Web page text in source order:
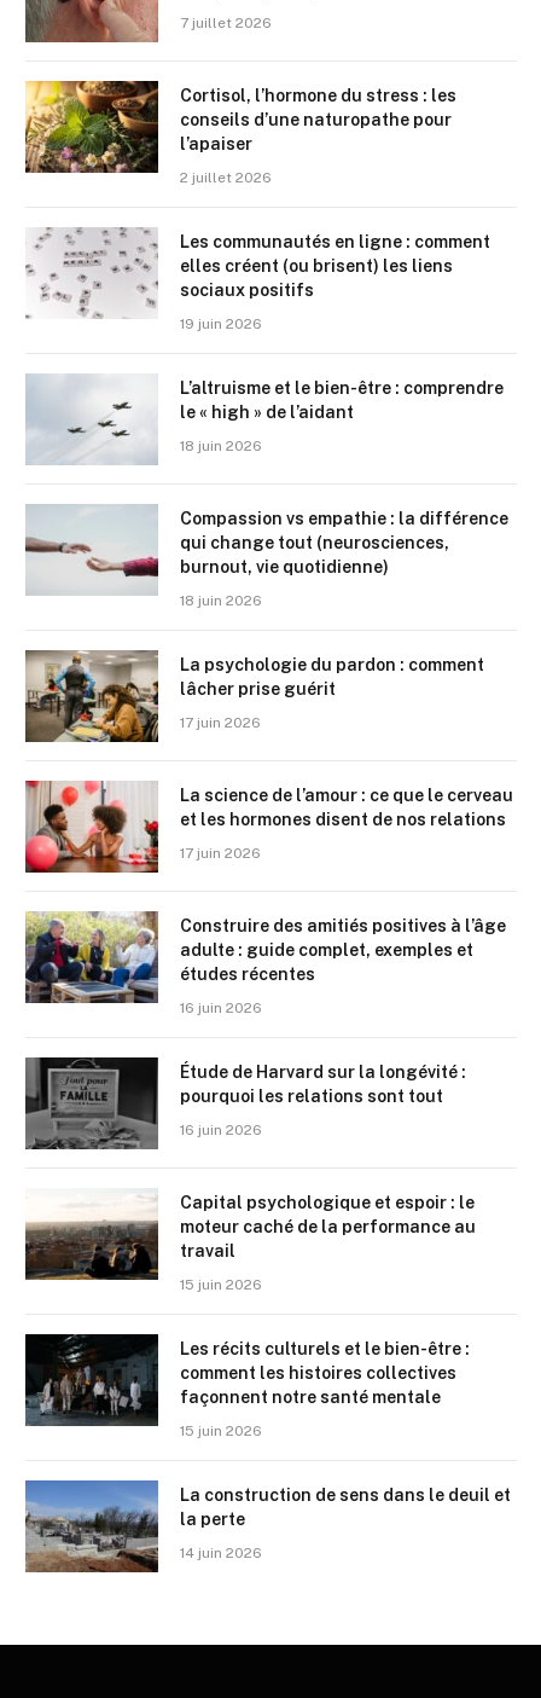
7 juillet 2026
Cortisol, l’hormone du stress : les
conseils d’une naturopathe pour
l’apaiser
2 juillet 2026
Les communautés en ligne : comment
elles créent (ou brisent) les liens
sociaux positifs
19 juin 2026
L’altruisme et le bien-être : comprendre
le « high » de l’aidant
18 juin 2026
Compassion vs empathie : la différence
qui change tout (neurosciences,
burnout, vie quotidienne)
18 juin 2026
La psychologie du pardon : comment
lâcher prise guérit
17 juin 2026
La science de l’amour : ce que le cerveau
et les hormones disent de nos relations
17 juin 2026
Construire des amitiés positives à l’âge
adulte : guide complet, exemples et
études récentes
16 juin 2026
Étude de Harvard sur la longévité :
pourquoi les relations sont tout
16 juin 2026
Capital psychologique et espoir : le
moteur caché de la performance au
travail
15 juin 2026
Les récits culturels et le bien-être :
comment les histoires collectives
façonnent notre santé mentale
15 juin 2026
La construction de sens dans le deuil et
la perte
14 juin 2026